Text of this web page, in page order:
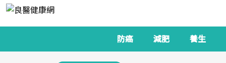
防癌 減肥 養生